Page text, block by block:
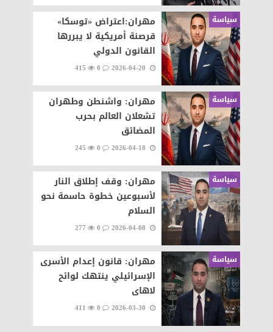
سياسة
مهران:اعتراض «توسكا»
قرصنة أمريكية لا يبررها
القانون الدولي
0
415
سياسة
مهران: واشنطن وطهران
تشعلان العالم بحرب
المضائق
0
245
سياسة
مهران: وقف إطلاق النار
لأسبوعين خطوة حاسمة نحو
السلام
0
277
سياسة
مهران: قانون إعدام الأسرى
الإسرائيلي ينتهك لوائح
لاهاى
0
411